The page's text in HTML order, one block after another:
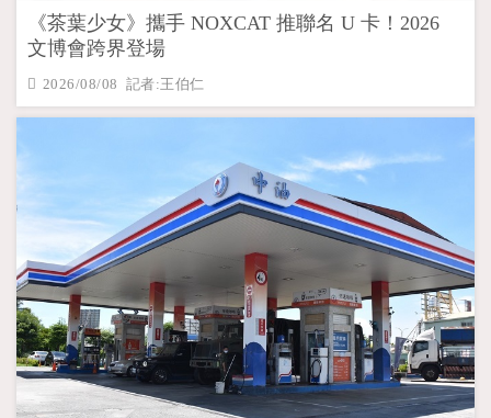
《茶葉少女》攜手 NOXCAT 推聯名 U 卡！2026
文博會跨界登場
2026/08/08 記者:王伯仁